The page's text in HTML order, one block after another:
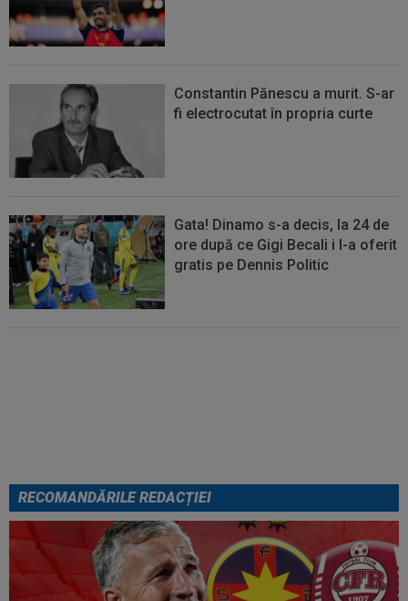
Constantin Pănescu a murit. S-ar
fi electrocutat în propria curte
Gata! Dinamo s-a decis, la 24 de
ore după ce Gigi Becali i l-a oferit
gratis pe Dennis Politic
RECOMANDĂRILE REDACȚIEI